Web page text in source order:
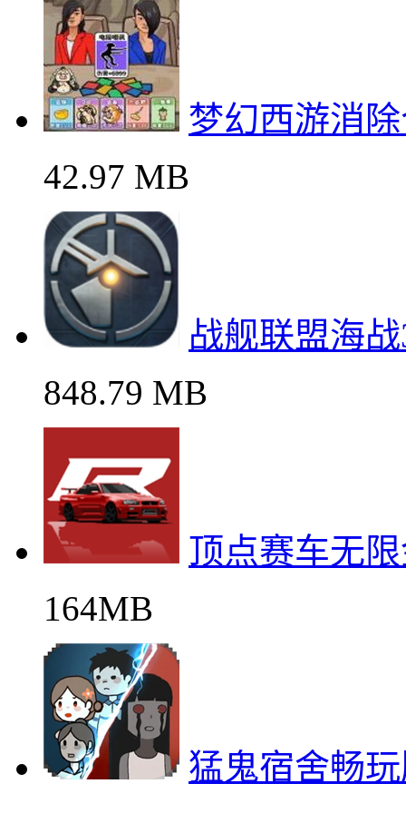
梦幻西游消
42.97 MB
战舰联盟海
848.79 MB
顶点赛车无
164MB
猛鬼宿舍畅